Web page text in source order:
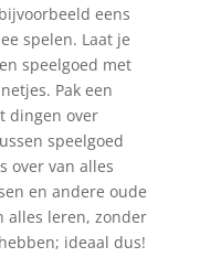
eens
spelen. Laat je
speelgoed met
Pak een
dingen over
speelgoed
over van alles
en andere oude
alles leren, zonder
ideaal dus!